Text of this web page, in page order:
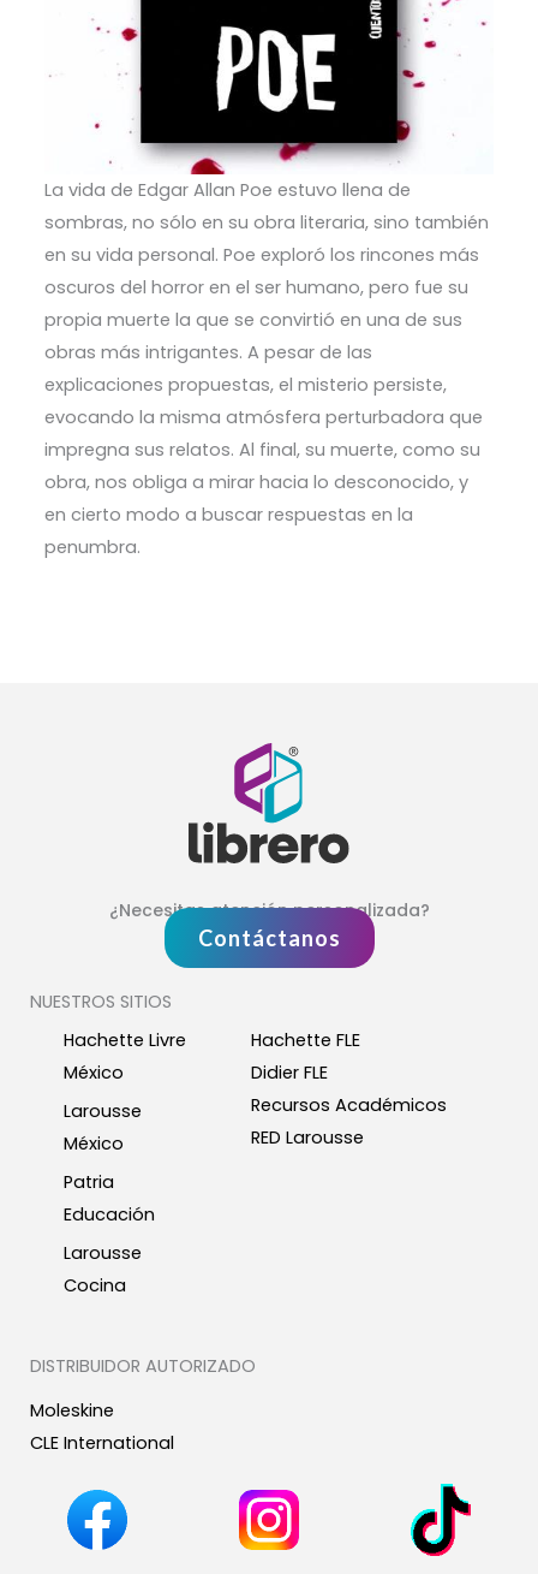
La vida de Edgar Allan Poe estuvo llena de
sombras, no sólo en su obra literaria, sino también
en su vida personal. Poe exploró los rincones más
oscuros del horror en el ser humano, pero fue su
propia muerte la que se convirtió en una de sus
obras más intrigantes. A pesar de las
explicaciones propuestas, el misterio persiste,
evocando la misma atmósfera perturbadora que
impregna sus relatos. Al final, su muerte, como su
obra, nos obliga a mirar hacia lo desconocido, y
en cierto modo a buscar respuestas en la
penumbra.
¿Necesitas atención personalizada?
Contáctanos
NUESTROS SITIOS
Hachette Livre
México
Larousse
México
Patria
Educación
Larousse
Cocina
Hachette FLE
Didier FLE
Recursos Académicos
RED Larousse
DISTRIBUIDOR AUTORIZADO
Moleskine
CLE International